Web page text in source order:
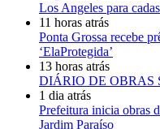
Los Angeles para
11 horas atrás
Ponta Grossa recebe
‘ElaProtegida’
13 horas atrás
DIÁRIO DE OBRAS
1 dia atrás
Prefeitura inicia obras
Jardim Paraíso